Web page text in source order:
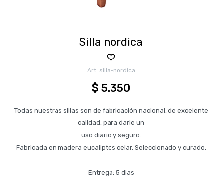
Silla nordica
silla-nordica
$ 5.350
Todas nuestras sillas son de fabricación nacional, de excelente
calidad, para darle un
uso diario y seguro.
Fabricada en madera eucaliptos celar. Seleccionado y curado.
Entrega: 5 dias